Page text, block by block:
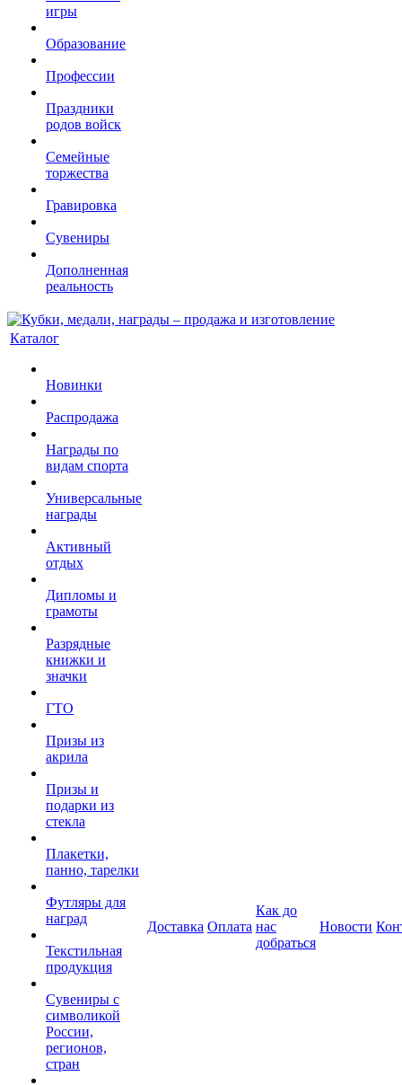
игры
Образование
Профессии
Праздники
родов войск
Семейные
торжества
Гравировка
Сувениры
Дополненная
реальность
Каталог
Новинки
Распродажа
Награды по
видам спорта
Универсальные
награды
Активный
отдых
Дипломы и
грамоты
Разрядные
книжки и
значки
ГТО
Призы из
акрила
Призы и
подарки из
стекла
Плакетки,
панно, тарелки
Футляры для
наград
Текстильная
продукция
Сувениры с
символикой
России,
регионов,
стран
Доставка Оплата
Как до
нас
добраться
Новости